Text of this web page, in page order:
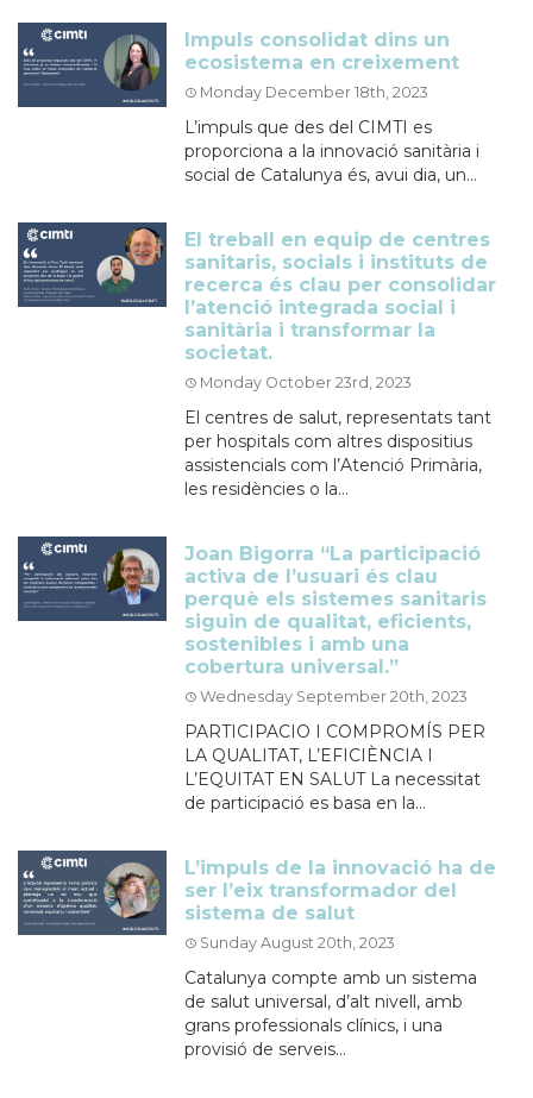
Impuls consolidat dins un
ecosistema en creixement
Monday December 18th, 2023
L’impuls que des del CIMTI es
proporciona a la innovació sanitària i
social de Catalunya és, avui dia, un...
El treball en equip de centres
sanitaris, socials i instituts de
recerca és clau per consolidar
l’atenció integrada social i
sanitària i transformar la
societat.
Monday October 23rd, 2023
El centres de salut, representats tant
per hospitals com altres dispositius
assistencials com l’Atenció Primària,
les residències o la...
Joan Bigorra “La participació
activa de l’usuari és clau
perquè els sistemes sanitaris
siguin de qualitat, eficients,
sostenibles i amb una
cobertura universal.”
Wednesday September 20th, 2023
PARTICIPACIO I COMPROMÍS PER
LA QUALITAT, L’EFICIÈNCIA I
L’EQUITAT EN SALUT La necessitat
de participació es basa en la...
L’impuls de la innovació ha de
ser l’eix transformador del
sistema de salut
Sunday August 20th, 2023
Catalunya compte amb un sistema
de salut universal, d’alt nivell, amb
grans professionals clínics, i una
provisió de serveis...